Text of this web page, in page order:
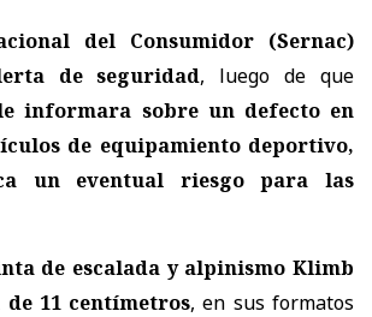
del Consumidor (Sernac)
de seguridad, luego de que
informara sobre un defecto en
de equipamiento deportivo,
un eventual riesgo para las
de escalada y alpinismo Klimb
11 centímetros, en sus formatos